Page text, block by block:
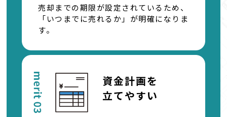
売却までの期限が設定されているため、
「いつまでに売れるか」が明確になりま
す。
資金計画を
立てやすい